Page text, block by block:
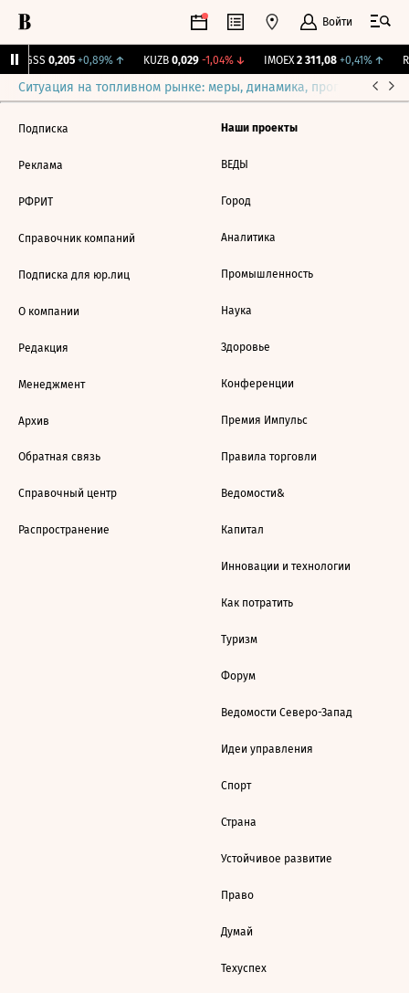
Войти
RGSS 0,205 +0,89%↑ KUZB 0,029 -1,04%↓ IMOEX 2 311,08 +0,41%↑
Ситуация на топливном рынке: меры, динамика, прогнозы
Подписка
Реклама
РФРИТ
Справочник компаний
Подписка для юр.лиц
О компании
Редакция
Менеджмент
Архив
Обратная связь
Справочный центр
Распространение
Наши проекты
ВЕДЫ
Город
Аналитика
Промышленность
Наука
Здоровье
Конференции
Премия Импульс
Правила торговли
Ведомости&
Капитал
Инновации и технологии
Как потратить
Туризм
Форум
Ведомости Северо-Запад
Идеи управления
Спорт
Страна
Устойчивое развитие
Право
Думай
Техуспех